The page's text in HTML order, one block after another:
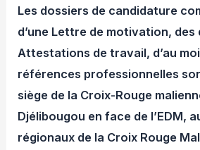
Les dossiers de candidature
d’une Lettre de motivation, des
Attestations de travail, d’au
références professionnelles
siège de la Croix-Rouge
Djélibougou en face de l’EDM,
régionaux de la Croix Rouge